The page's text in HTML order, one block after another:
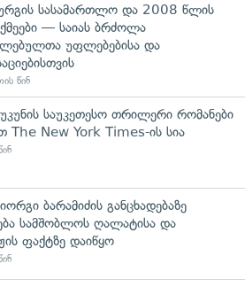
სასამართლო და 2008 წლის
— საიას ბრძოლა
უფლებებისა და
წინ
საუკეთესო თრილერი რომანები
The New York Times-ის სია
ბარამიძის განცხადებაზე
სამშობლოს ღალატისა და
ფაქტზე დაიწყო